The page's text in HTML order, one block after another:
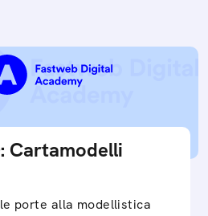
Cartamodelli
porte alla modellistica